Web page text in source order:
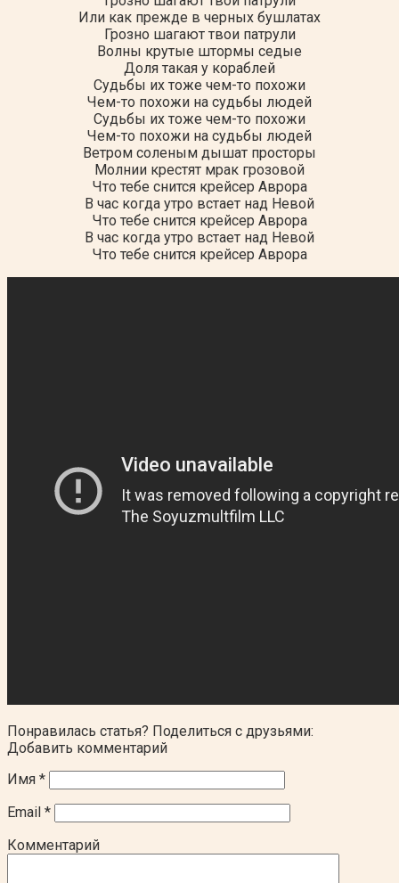
Или как прежде в черных бушлатах
Грозно шагают твои патрули
Волны крутые штормы седые
Доля такая у кораблей
Судьбы их тоже чем-то похожи
Чем-то похожи на судьбы людей
Судьбы их тоже чем-то похожи
Чем-то похожи на судьбы людей
Ветром соленым дышат просторы
Молнии крестят мрак грозовой
Что тебе снится крейсер Аврора
В час когда утро встает над Невой
Что тебе снится крейсер Аврора
В час когда утро встает над Невой
Что тебе снится крейсер Аврора
Понравилась статья? Поделиться с друзьями:
Добавить комментарий
Имя *
Email *
Комментарий